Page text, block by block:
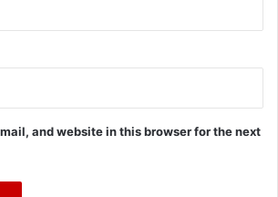
and website in this browser for the next